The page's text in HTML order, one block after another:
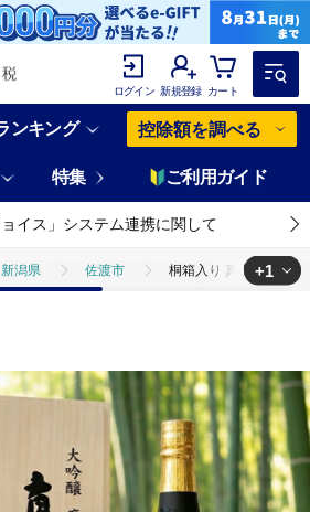
ログイン 新規登録 カート
ンキング 控除額を調べる
特集 ご利用ガイド
ョイス」システム連携に関して
新潟県 佐渡市 桐箱入り 真野鶴 大吟
+1